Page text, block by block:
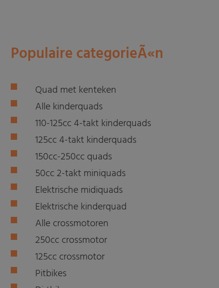
Populaire categorieÃ«n
Quad met kenteken
Alle kinderquads
110-125cc 4-takt kinderquads
125cc 4-takt kinderquads
150cc-250cc quads
50cc 2-takt miniquads
Elektrische midiquads
Elektrische kinderquad
Alle crossmotoren
250cc crossmotor
125cc crossmotor
Pitbikes